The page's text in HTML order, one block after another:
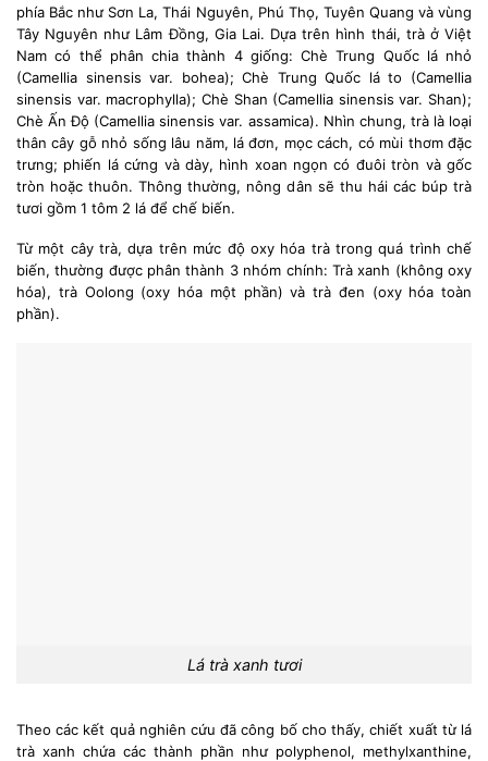
phía Bắc như Sơn La, Thái Nguyên, Phú Thọ, Tuyên Quang và vùng
Tây Nguyên như Lâm Đồng, Gia Lai. Dựa trên hình thái, trà ở Việt
Nam có thể phân chia thành 4 giống: Chè Trung Quốc lá nhỏ
(Camellia sinensis var. bohea); Chè Trung Quốc lá to (Camellia
sinensis var. macrophylla); Chè Shan (Camellia sinensis var. Shan);
Chè Ấn Độ (Camellia sinensis var. assamica). Nhìn chung, trà là loại
thân cây gỗ nhỏ sống lâu năm, lá đơn, mọc cách, có mùi thơm đặc
trưng; phiến lá cứng và dày, hình xoan ngọn có đuôi tròn và gốc
tròn hoặc thuôn. Thông thường, nông dân sẽ thu hái các búp trà
tươi gồm 1 tôm 2 lá để chế biến.
Từ một cây trà, dựa trên mức độ oxy hóa trà trong quá trình chế
biến, thường được phân thành 3 nhóm chính: Trà xanh (không oxy
hóa), trà Oolong (oxy hóa một phần) và trà đen (oxy hóa toàn
phần).
Lá trà xanh tươi
Theo các kết quả nghiên cứu đã công bố cho thấy, chiết xuất từ lá
trà xanh chứa các thành phần như polyphenol, methylxanthine,